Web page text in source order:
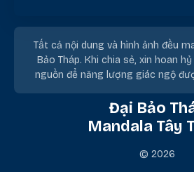
Tất cả nội dung và hình ảnh đều
Bảo Tháp. Khi chia sẻ, xin hoan
nguồn để năng lượng giác ngộ
Đại Bảo
Mandala Tây
© 2026